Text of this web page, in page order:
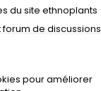
du site ethnoplants
de discussions
pour améliorer